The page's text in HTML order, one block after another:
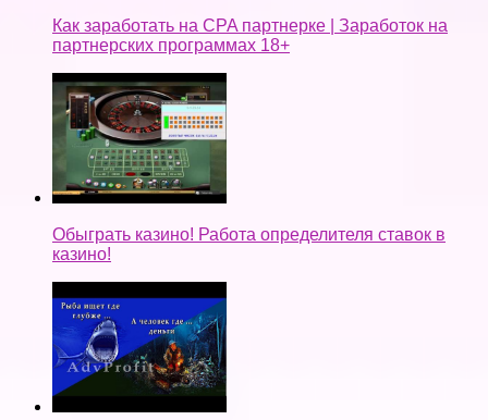
Как заработать на CPA партнерке | Заработок на
партнерских программах 18+
Обыграть казино! Работа определителя ставок в
казино!